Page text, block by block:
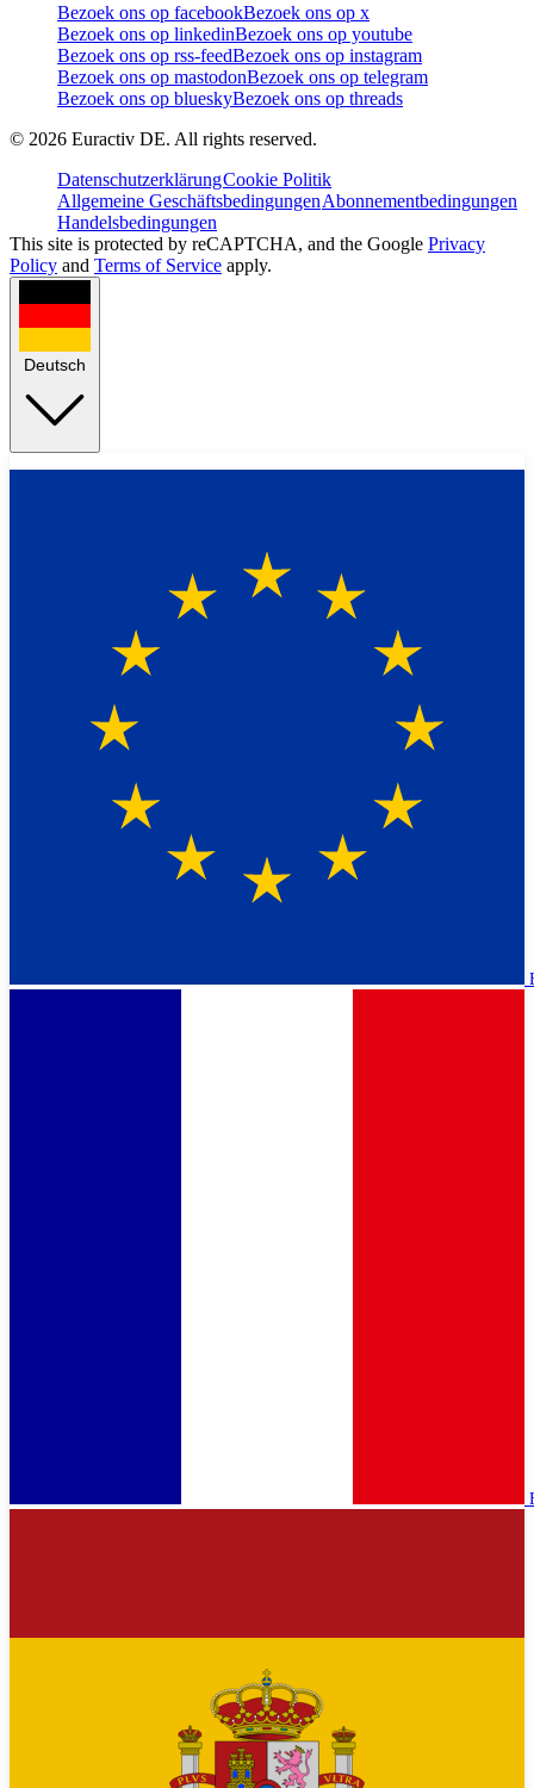
Bezoek ons op facebookBezoek ons op x
Bezoek ons op linkedinBezoek ons op youtube
Bezoek ons op rss-feedBezoek ons op instagram
Bezoek ons op mastodonBezoek ons op telegram
Bezoek ons op blueskyBezoek ons op threads
© 2026 Euractiv DE. All rights reserved.
DatenschutzerklärungCookie Politik
Allgemeine GeschäftsbedingungenAbonnementbedingungen
Handelsbedingungen
This site is protected by reCAPTCHA, and the Google Privacy
Policy and Terms of Service apply.
Deutsch